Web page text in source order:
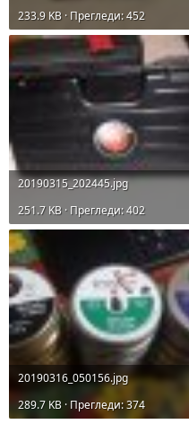
233.9 KB · Прегледи: 452
20190315_202445.jpg
251.7 KB · Прегледи: 402
20190316_050156.jpg
289.7 KB · Прегледи: 374